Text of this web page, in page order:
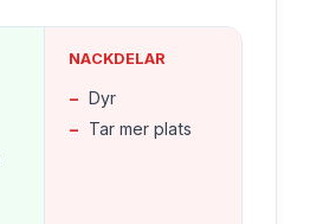
NACKDELAR
− Dyr
− Tar mer plats